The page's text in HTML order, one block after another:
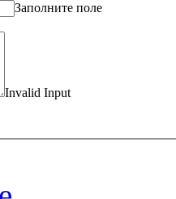
Заполните поле
Invalid Input